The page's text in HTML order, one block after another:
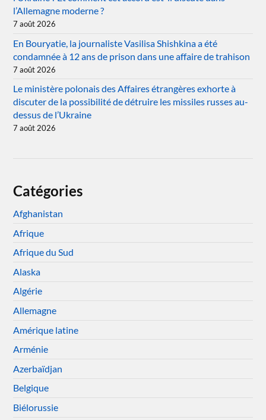
l’Allemagne moderne ?
7 août 2026
En Bouryatie, la journaliste Vasilisa Shishkina a été
condamnée à 12 ans de prison dans une affaire de trahison
7 août 2026
Le ministère polonais des Affaires étrangères exhorte à
discuter de la possibilité de détruire les missiles russes au-
dessus de l’Ukraine
7 août 2026
Catégories
Afghanistan
Afrique
Afrique du Sud
Alaska
Algérie
Allemagne
Amérique latine
Arménie
Azerbaïdjan
Belgique
Biélorussie